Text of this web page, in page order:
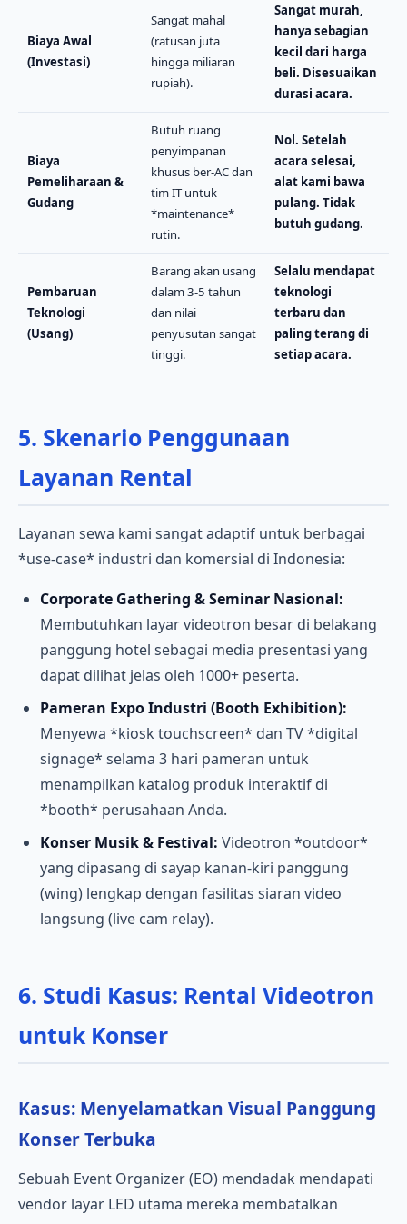
Biaya Awal
(Investasi)
Sangat mahal
(ratusan juta
hingga miliaran
rupiah).
Sangat murah,
hanya sebagian
kecil dari harga
beli. Disesuaikan
durasi acara.
Biaya
Pemeliharaan &
Gudang
Butuh ruang
penyimpanan
khusus ber-AC dan
tim IT untuk
*maintenance*
rutin.
Nol. Setelah
acara selesai,
alat kami bawa
pulang. Tidak
butuh gudang.
Pembaruan
Teknologi
(Usang)
Barang akan usang
dalam 3-5 tahun
dan nilai
penyusutan sangat
tinggi.
Selalu mendapat
teknologi
terbaru dan
paling terang di
setiap acara.
5. Skenario Penggunaan
Layanan Rental
Layanan sewa kami sangat adaptif untuk berbagai
*use-case* industri dan komersial di Indonesia:
Corporate Gathering & Seminar Nasional:
Membutuhkan layar videotron besar di belakang
panggung hotel sebagai media presentasi yang
dapat dilihat jelas oleh 1000+ peserta.
Pameran Expo Industri (Booth Exhibition):
Menyewa *kiosk touchscreen* dan TV *digital
signage* selama 3 hari pameran untuk
menampilkan katalog produk interaktif di
*booth* perusahaan Anda.
Konser Musik & Festival: Videotron *outdoor*
yang dipasang di sayap kanan-kiri panggung
(wing) lengkap dengan fasilitas siaran video
langsung (live cam relay).
6. Studi Kasus: Rental Videotron
untuk Konser
Kasus: Menyelamatkan Visual Panggung
Konser Terbuka
Sebuah Event Organizer (EO) mendadak mendapati
vendor layar LED utama mereka membatalkan